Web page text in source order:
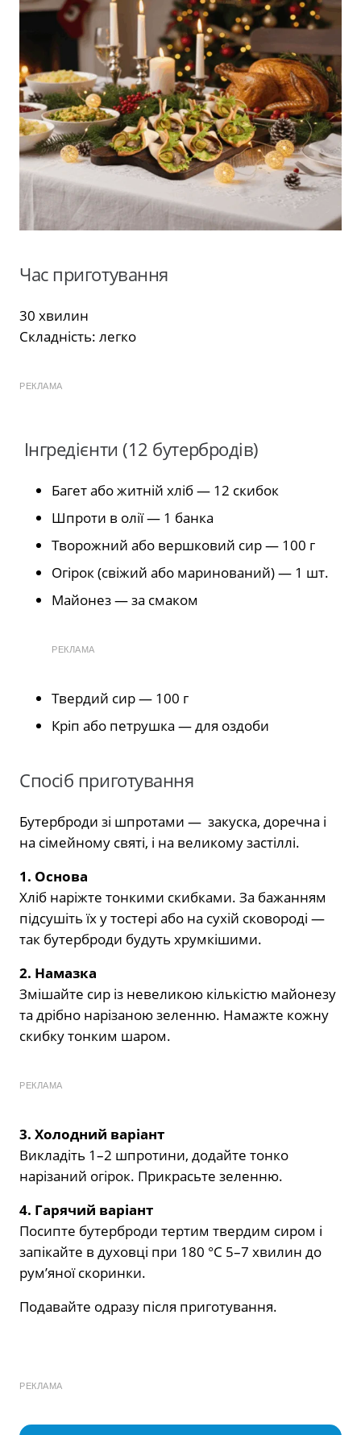
Час приготування
30 хвилин
Складність: легко
РЕКЛАМА
Інгредієнти (12 бутербродів)
Багет або житній хліб — 12 скибок
Шпроти в олії — 1 банка
Творожний або вершковий сир — 100 г
Огірок (свіжий або маринований) — 1 шт.
Майонез — за смаком
РЕКЛАМА
Твердий сир — 100 г
Кріп або петрушка — для оздоби
Спосіб приготування
Бутерброди зі шпротами — закуска, доречна і
на сімейному святі, і на великому застіллі.
1. Основа
Хліб наріжте тонкими скибками. За бажанням
підсушіть їх у тостері або на сухій сковороді —
так бутерброди будуть хрумкішими.
2. Намазка
Змішайте сир із невеликою кількістю майонезу
та дрібно нарізаною зеленню. Намажте кожну
скибку тонким шаром.
РЕКЛАМА
3. Холодний варіант
Викладіть 1–2 шпротини, додайте тонко
нарізаний огірок. Прикрасьте зеленню.
4. Гарячий варіант
Посипте бутерброди тертим твердим сиром і
запікайте в духовці при 180 °C 5–7 хвилин до
рум’яної скоринки.
Подавайте одразу після приготування.
РЕКЛАМА